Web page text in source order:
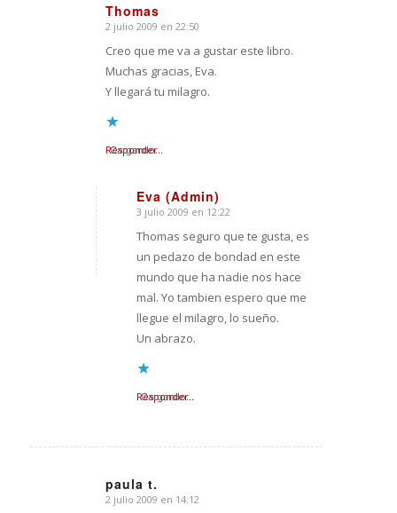
Thomas
Dice:
2 julio 2009 en 22:50
Creo que me va a gustar este libro.
Muchas gracias, Eva.
Y llegará tu milagro.
Cargando...
Responder
Eva (Admin)
Dice:
3 julio 2009 en 12:22
Thomas seguro que te gusta, es
un pedazo de bondad en este
mundo que ha nadie nos hace
mal. Yo tambien espero que me
llegue el milagro, lo sueño.
Un abrazo.
Cargando...
Responder
paula t.
Dice:
2 julio 2009 en 14:12